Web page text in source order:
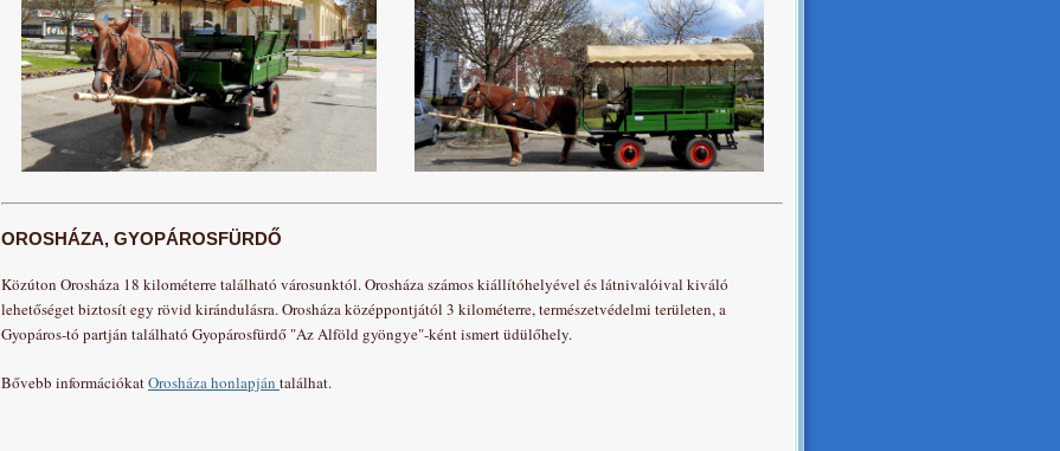
OROSHÁZA, GYOPÁROSFÜRDŐ
Közúton Orosháza 18 kilométerre található városunktól. Orosháza számos kiállítóhelyével és látnivalóival kiváló
lehetőséget biztosít egy rövid kirándulásra. Orosháza középpontjától 3 kilométerre, természetvédelmi területen, a
Gyopáros-tó partján található Gyopárosfürdő "Az Alföld gyöngye"-ként ismert üdülőhely.
Bővebb információkatOrosháza honlapján találhat.